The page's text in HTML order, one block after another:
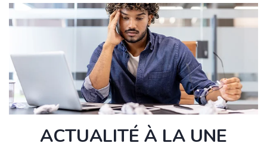
ACTUALITÉ À LA UNE